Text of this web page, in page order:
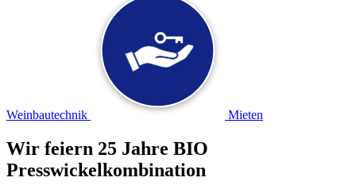
Weinbautechnik Mieten
Wir feiern 25 Jahre BIO
Presswickelkombination